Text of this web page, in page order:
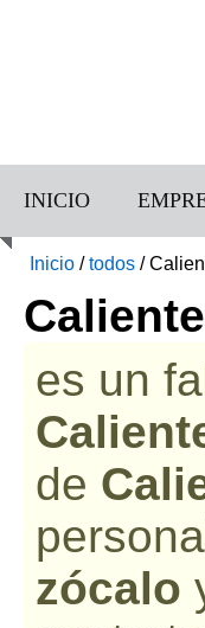
INICIO
Inicio /todos /
es un
de
zócalo